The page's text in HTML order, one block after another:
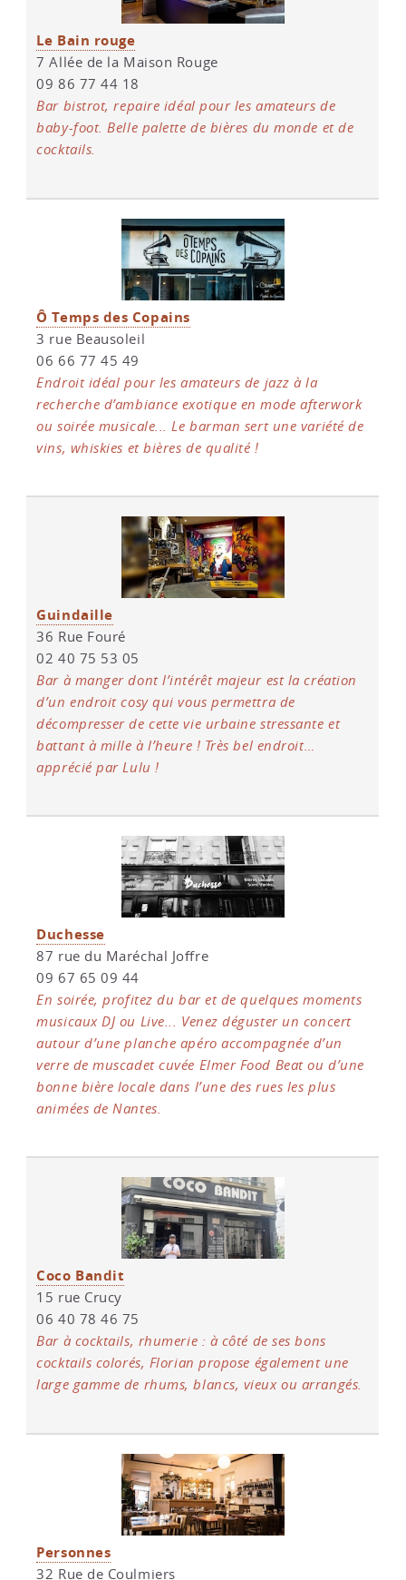
Le Bain rouge
7 Allée de la Maison Rouge
09 86 77 44 18
Bar bistrot, repaire idéal pour les amateurs de
baby-foot. Belle palette de bières du monde et de
cocktails.
Ô Temps des Copains
3 rue Beausoleil
06 66 77 45 49
Endroit idéal pour les amateurs de jazz à la
recherche d’ambiance exotique en mode afterwork
ou soirée musicale... Le barman sert une variété de
vins, whiskies et bières de qualité !
Guindaille
36 Rue Fouré
02 40 75 53 05
Bar à manger dont l’intérêt majeur est la création
d’un endroit cosy qui vous permettra de
décompresser de cette vie urbaine stressante et
battant à mille à l’heure ! Très bel endroit…
apprécié par Lulu !
Duchesse
87 rue du Maréchal Joffre
09 67 65 09 44
En soirée, profitez du bar et de quelques moments
musicaux DJ ou Live... Venez déguster un concert
autour d’une planche apéro accompagnée d’un
verre de muscadet cuvée Elmer Food Beat ou d’une
bonne bière locale dans l’une des rues les plus
animées de Nantes.
Coco Bandit
15 rue Crucy
06 40 78 46 75
Bar à cocktails, rhumerie : à côté de ses bons
cocktails colorés, Florian propose également une
large gamme de rhums, blancs, vieux ou arrangés.
Personnes
32 Rue de Coulmiers